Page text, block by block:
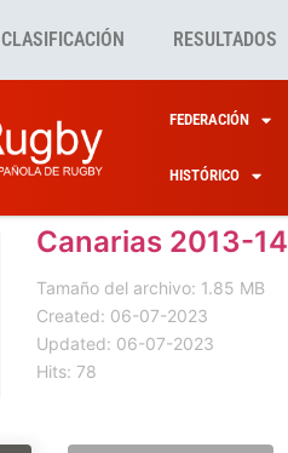
CLASIFICACIÓN RESULTADOS
FEDERACIÓN
HISTÓRICO
Canarias 2013-14
Tamaño del archivo: 1.85 MB
Created: 06-07-2023
Updated: 06-07-2023
Hits: 78